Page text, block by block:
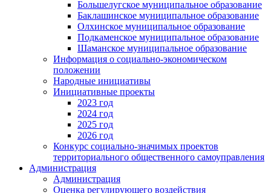
Большелугское муниципальное образование
Баклашинское муниципальное образование
Олхинское муниципальное образование
Подкаменское муниципальное образование
Шаманское муниципальное образование
Информация о социально-экономическом
положении
Народные инициативы
Инициативные проекты
2023 год
2024 год
2025 год
2026 год
Конкурс социально-значимых проектов
территориального общественного самоуправления
Администрация
Администрация
Оценка регулирующего воздействия